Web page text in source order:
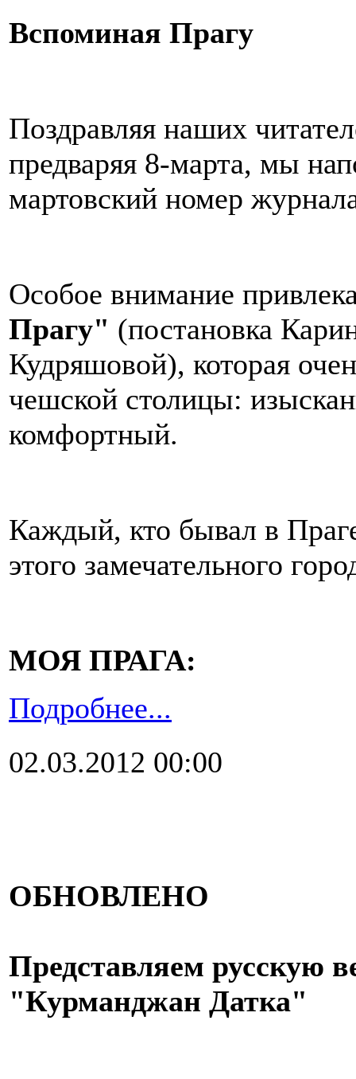
Вспоминая Прагу
Поздравляя наших
предваряя 8-марта, мы
мартовский номер
Особое внимание
Прагу" (постановка
Кудряшовой), которая
чешской столицы:
комфортный.
Каждый, кто бывал в
этого замечательного
МОЯ ПРАГА:
Подробнее...
02.03.2012 00:00
ОБНОВЛЕНО
Представляем русскую
"Курманджан Датка"